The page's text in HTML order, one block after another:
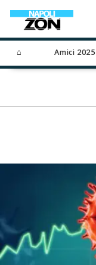
⌂ Amici 2025